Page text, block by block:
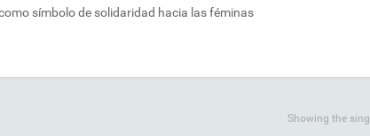
símbolo de solidaridad hacia las féminas
Showing the